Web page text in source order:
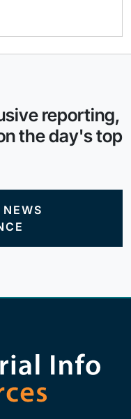
reporting,
the day's top